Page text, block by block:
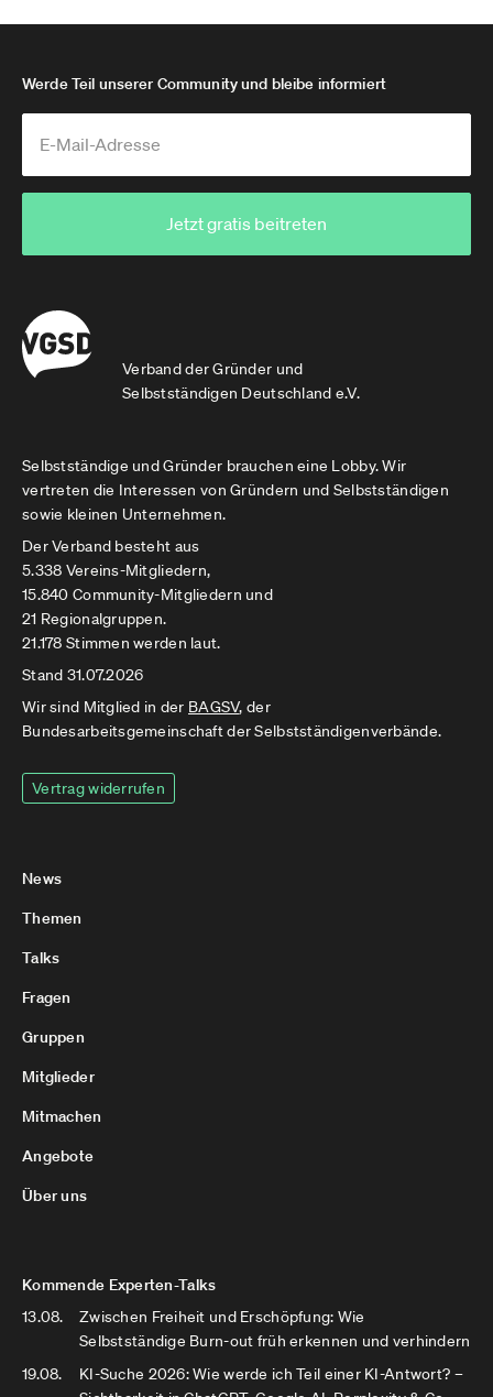
Verband der Gründer und
Selbstständigen Deutschland e.V.
Werde Teil unserer Community und bleibe informiert
Jetzt gratis beitreten
Selbstständige und Gründer brauchen eine Lobby. Wir
vertreten die Interessen von Gründern und Selbstständigen
sowie kleinen Unternehmen.
Der Verband besteht aus
5.338 Vereins-Mitgliedern,
15.840 Community-Mitgliedern und
21 Regionalgruppen.
21.178 Stimmen werden laut.
Stand 31.07.2026
Wir sind Mitglied in der BAGSV, der
Bundesarbeitsgemeinschaft der Selbstständigenverbände.
Vertrag widerrufen
News
Themen
Talks
Fragen
Gruppen
Mitglieder
Mitmachen
Angebote
Über uns
Kommende Experten-Talks
13.08.
Zwischen Freiheit und Erschöpfung: Wie
Selbstständige Burn-out früh erkennen und verhindern
19.08.
KI-Suche 2026: Wie werde ich Teil einer KI-Antwort? –